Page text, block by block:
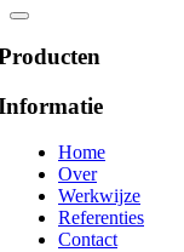
Home
Over
Werkwijze
Referenties
Contact